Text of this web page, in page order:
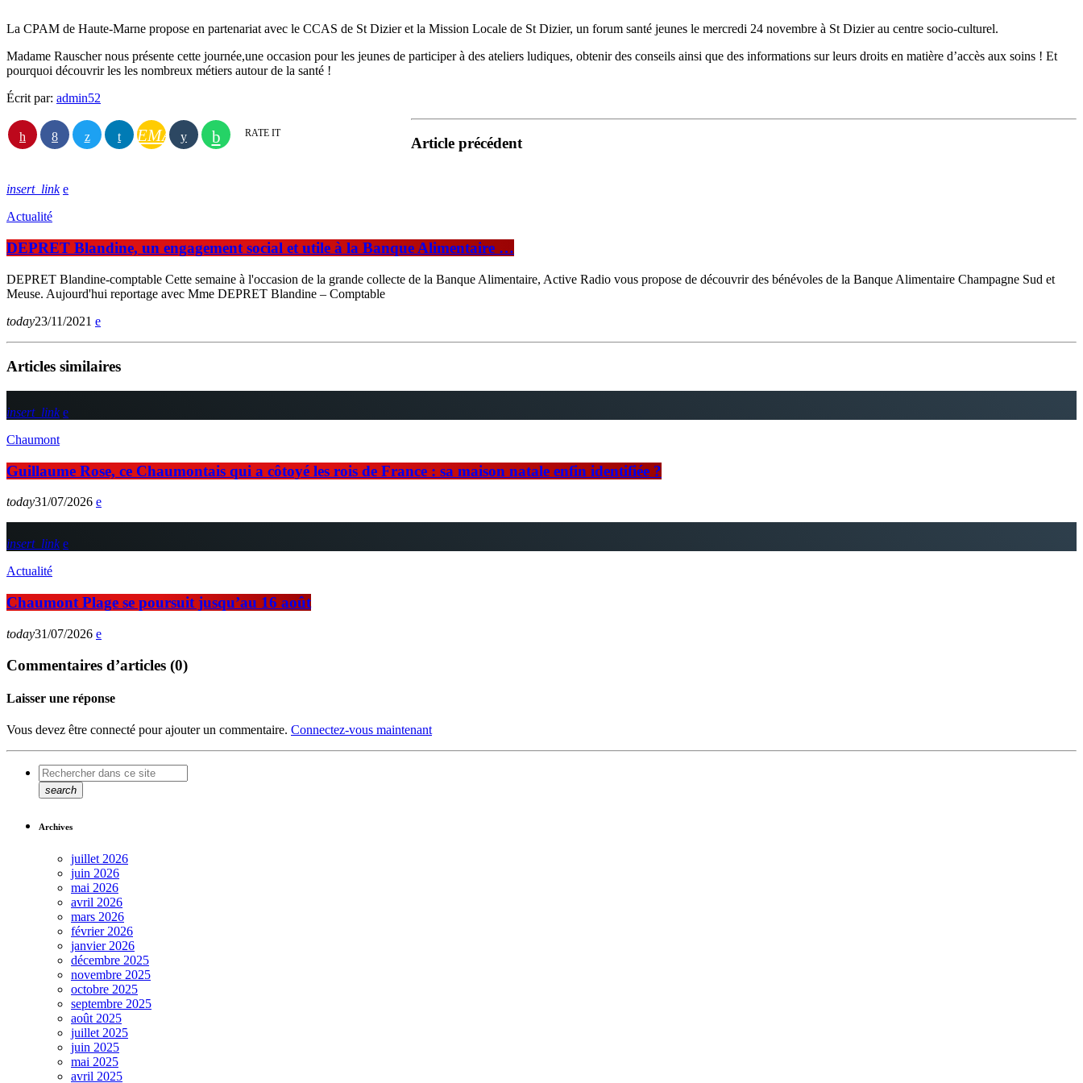
La CPAM de Haute-Marne propose en partenariat avec le CCAS de St Dizier et la Mission Locale de St Dizier, un forum santé jeunes le mercredi 24 novembre à St Dizier au centre socio-culturel.
Madame Rauscher nous présente cette journée,une occasion pour les jeunes de participer à des ateliers ludiques, obtenir des conseils ainsi que des informations sur leurs droits en matière d’accès aux soins ! Et
pourquoi découvrir les les nombreux métiers autour de la santé !
Écrit par: admin52
EMAIL RATE IT
Article précédent
insert_link
Actualité
DEPRET Blandine, un engagement social et utile à la Banque Alimentaire …
DEPRET Blandine-comptable Cette semaine à l'occasion de la grande collecte de la Banque Alimentaire, Active Radio vous propose de découvrir des bénévoles de la Banque Alimentaire Champagne Sud et
Meuse. Aujourd'hui reportage avec Mme DEPRET Blandine – Comptable
today23/11/2021
Articles similaires
insert_link
Chaumont
Guillaume Rose, ce Chaumontais qui a côtoyé les rois de France : sa maison natale enfin identifiée ?
today31/07/2026
insert_link
Actualité
Chaumont Plage se poursuit jusqu’au 16 août
today31/07/2026
Commentaires d’articles (0)
Laisser une réponse
Vous devez être connecté pour ajouter un commentaire. Connectez-vous maintenant
search
Archives
juillet 2026
juin 2026
mai 2026
avril 2026
mars 2026
février 2026
janvier 2026
décembre 2025
novembre 2025
octobre 2025
septembre 2025
août 2025
juillet 2025
juin 2025
mai 2025
avril 2025